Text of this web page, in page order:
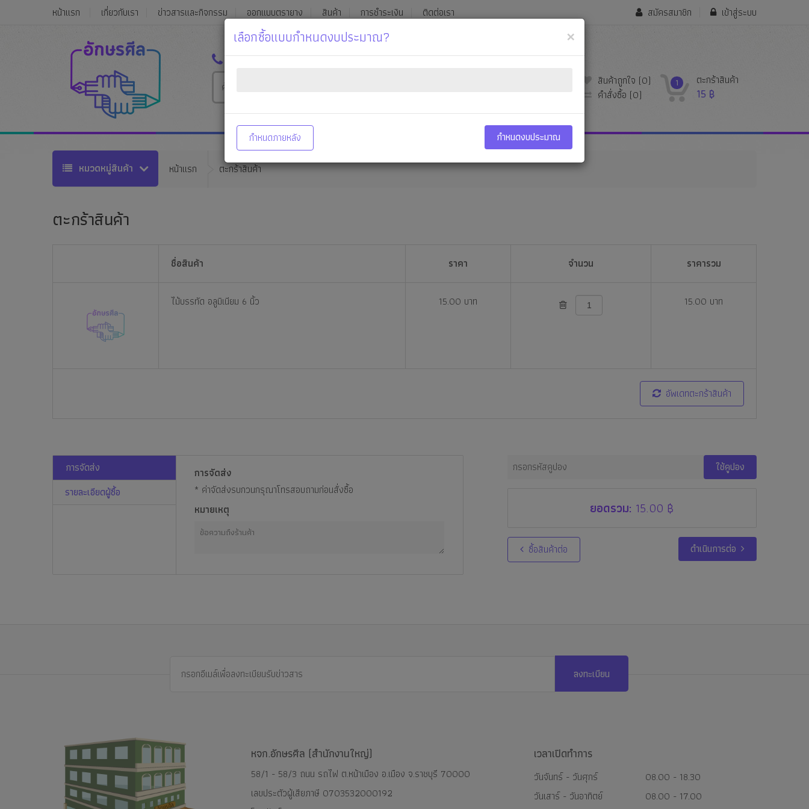
หน้าแรก เกี่ยวกับเรา ข่าวสารและกิจกรรม ออกแบบตรายาง สินค้า การชำระเงิน ติดต่อเรา สมัครสมาชิก เข้าสู่ระบบ
032-323-980-1 aksornsil@aksornsil.com
สินค้าถูกใจ (0)
คำสั่งซื้อ (0)
1 ตะกร้าสินค้า
15 ฿
หมวดหมู่สินค้า หน้าแรก ตะกร้าสินค้า
ตะกร้าสินค้า
ชื่อสินค้า ราคา จำนวน ราคารวม
ไม้บรรทัด อลูมิเนียม 6 นิ้ว 15.00 บาท 15.00 บาท
อัพเดทตะกร้าสินค้า
การจัดส่ง
รายละเอียดผู้ซื้อ
การจัดส่ง
* ค่าจัดส่งรบกวนกรุณาโทรสอบถามก่อนสั่งซื้อ
หมายเหตุ
ใช้คูปอง
ยอดรวม: 15.00 ฿
ซื้อสินค้าต่อ ดำเนินการต่อ
ลงทะเบียน
หจก.อักษรศีล (สำนักงานใหญ่)
58/1 - 58/3 ถนน รถไฟ ต.หน้าเมือง อ.เมือง จ.ราชบุรี 70000
เลขประตัวผู้เสียภาษี 0703532000192
เวลาเปิดทำการ
วันจันทร์ - วันศุกร์
08.00 - 18.30
วันเสาร์ - วันอาทิตย์
08.00 - 17.00
เลือกซื้อแบบกำหนดงบประมาณ? ×
กำหนดภายหลัง กำหนดงบประมาณ